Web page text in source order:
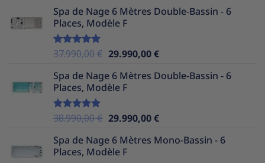
initial
était :
actuel
Spa de Nage 6 Mètres Double-Bassin - 6
Places, Modèle F
Note5.00
37.990,00€ Le
initial
était :
29.990,00€Le
actuel
Spa de Nage 6 Mètres Double-Bassin - 6
Places, Modèle F
Note5.00
38.990,00€ Le
initial
était :
29.990,00€Le
actuel
Spa de Nage 6 Mètres Mono-Bassin - 6
Places, Modèle F